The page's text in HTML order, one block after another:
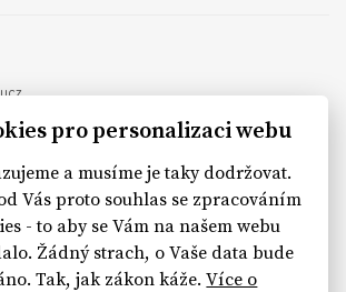
pro personalizaci webu
a musíme je taky dodržovat.
Vás proto souhlas se zpracováním
- to aby se Vám na našem webu
Žádný strach, o Vaše data bude
Tak, jak zákon káže.Více o